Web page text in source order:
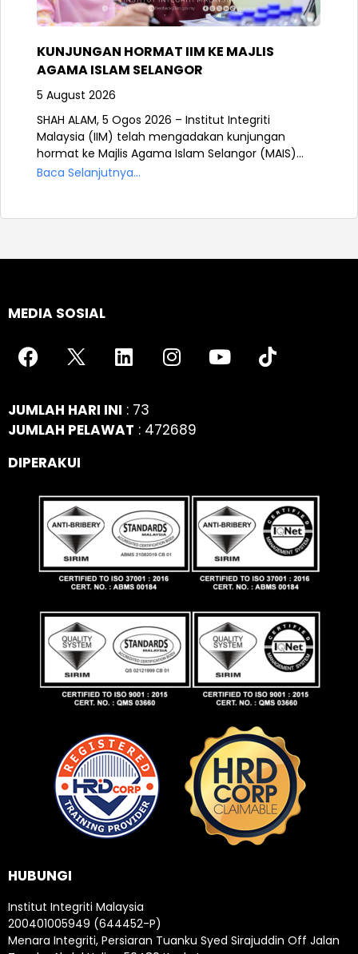
KUNJUNGAN HORMAT IIM KE MAJLIS
AGAMA ISLAM SELANGOR
5 August 2026
SHAH ALAM, 5 Ogos 2026 – Institut Integriti
Malaysia (IIM) telah mengadakan kunjungan
hormat ke Majlis Agama Islam Selangor (MAIS)...
Baca Selanjutnya...
MEDIA SOSIAL
JUMLAH HARI INI : 73
JUMLAH PELAWAT : 472689
DIPERAKUI
HUBUNGI
Institut Integriti Malaysia
200401005949 (644452-P)
Menara Integriti, Persiaran Tuanku Syed Sirajuddin Off Jalan